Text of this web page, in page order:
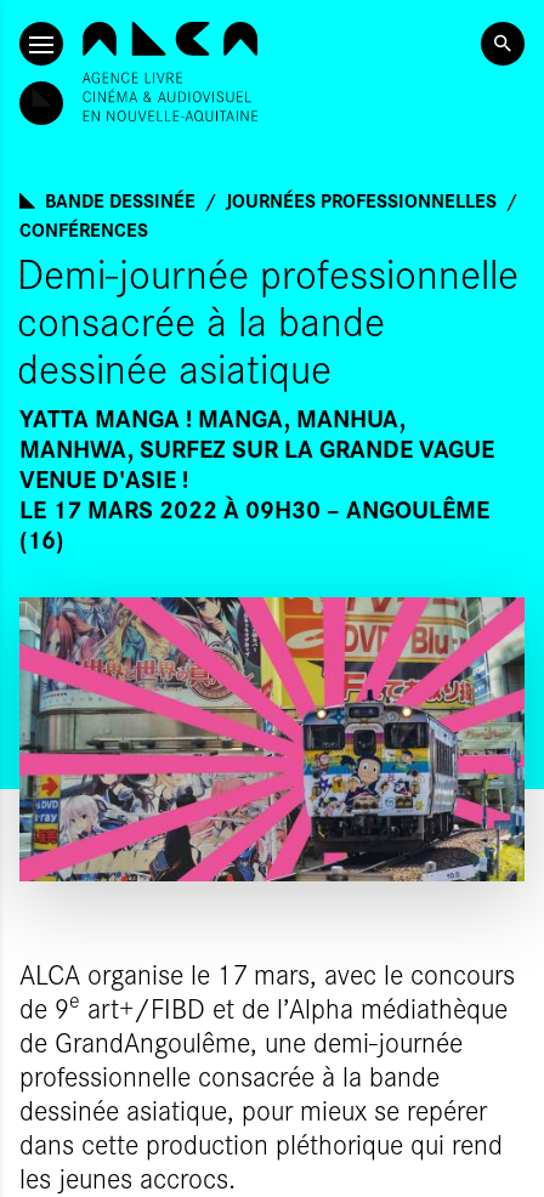
ALLER AU CONTENU PRINCIPAL
BANDE DESSINÉE
JOURNÉES PROFESSIONNELLES
CONFÉRENCES
Demi-journée professionnelle
consacrée à la bande
dessinée asiatique
YATTA MANGA ! MANGA, MANHUA,
MANHWA, SURFEZ SUR LA GRANDE VAGUE
VENUE D'ASIE !
LE 17 MARS 2022 À 09H30
ANGOULÊME
(16)
ALCA organise le 17 mars, avec le concours
de 9e art+/FIBD et de l’Alpha médiathèque
de GrandAngoulême, une demi-journée
professionnelle consacrée à la bande
dessinée asiatique, pour mieux se repérer
dans cette production pléthorique qui rend
les jeunes accrocs.